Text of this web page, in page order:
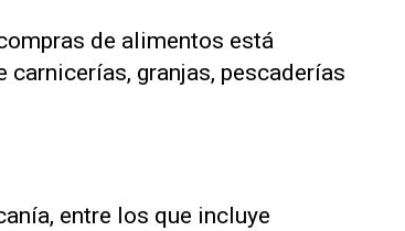
de alimentos está
granjas, pescaderías
entre los que incluye